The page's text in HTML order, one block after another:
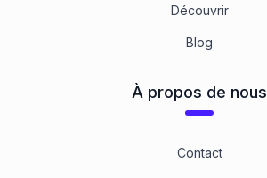
Découvrir
Blog
À propos de nous
Contact